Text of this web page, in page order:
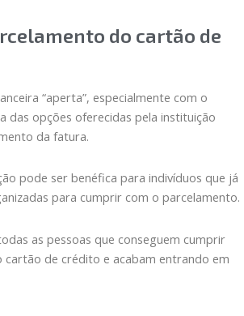
do cartão de
“aperta”, especialmente com o
das opções oferecidas pela instituição
da fatura.
pode ser benéfica para indivíduos que já
para cumprir com o parcelamento.
as pessoas que conseguem cumprir
cartão de crédito e acabam entrando em